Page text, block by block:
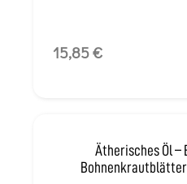
15,85 €
Ätherisches Öl –